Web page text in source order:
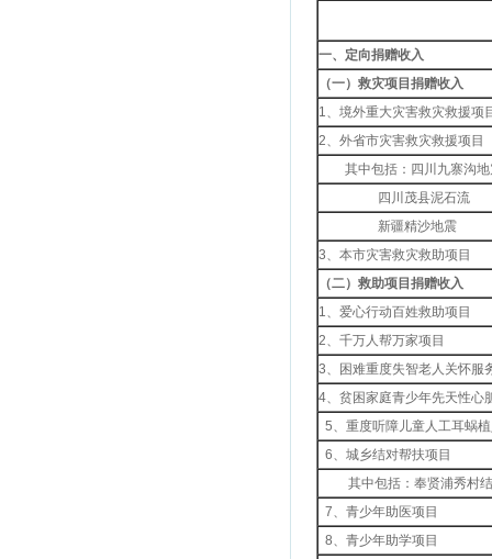
一、定向捐赠收入
（一）救灾项目捐赠收入
1、境外重大灾害救灾救援项
2、外省市灾害救灾救援项目
其中包括：四川九寨沟地
四川茂县泥石流
新疆精沙地震
3、本市灾害救灾救助项目
（二）救助项目捐赠收入
1、爱心行动百姓救助项目
2、千万人帮万家项目
3、困难重度失智老人关怀服
4、贫困家庭青少年先天性心
5、重度听障儿童人工耳蜗
6、城乡结对帮扶项目
其中包括：奉贤浦秀村结
7、青少年助医项目
8、青少年助学项目